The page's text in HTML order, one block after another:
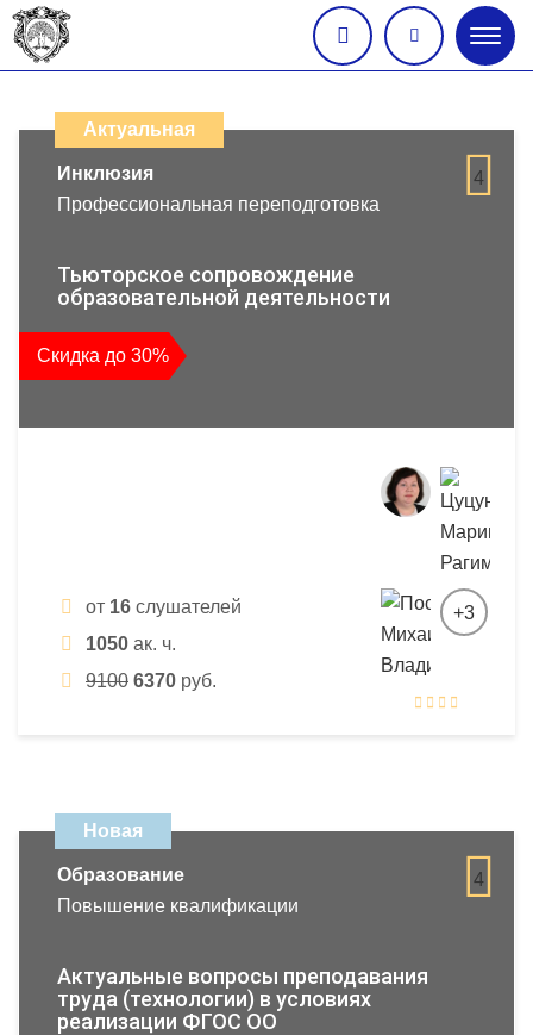
меню
дистанционных
образовательных
повышения
квалификации
и
профессиональной
Актуальная
4
Инклюзия
Профессиональная переподготовка
Тьюторское сопровождение
образовательной деятельности
Скидка до 30%
от 16 слушателей
1050 ак. ч.
9100 6370 руб.
+3
Новая
4
Образование
Повышение квалификации
Актуальные вопросы преподавания
труда (технологии) в условиях
реализации ФГОС ОО